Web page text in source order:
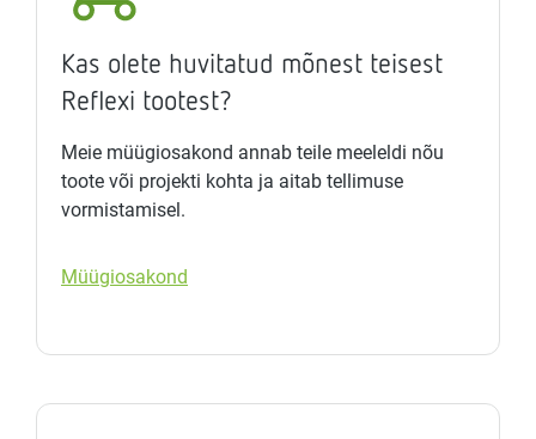
Kas olete huvitatud mõnest teisest
Reflexi tootest?
Meie müügiosakond annab teile meeleldi nõu
toote või projekti kohta ja aitab tellimuse
vormistamisel.
Müügiosakond